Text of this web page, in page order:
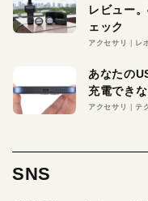
レビュー
ェック
アクセサリ レ
あなたの
充電でき
アクセサリ テ
SNS